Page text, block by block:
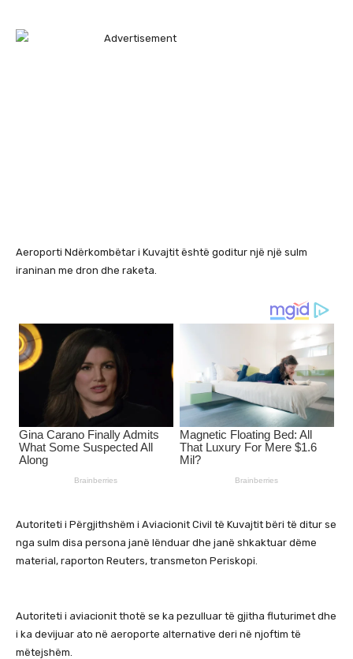
Aeroporti Ndërkombëtar i Kuvajtit është goditur një një sulm
iraninan me dron dhe raketa.
Autoriteti i Përgjithshëm i Aviacionit Civil të Kuvajtit bëri të ditur se
nga sulm disa persona janë lënduar dhe janë shkaktuar dëme
material, raporton Reuters, transmeton Periskopi.
Autoriteti i aviacionit thotë se ka pezulluar të gjitha fluturimet dhe
i ka devijuar ato në aeroporte alternative deri në njoftim të
mëtejshëm.